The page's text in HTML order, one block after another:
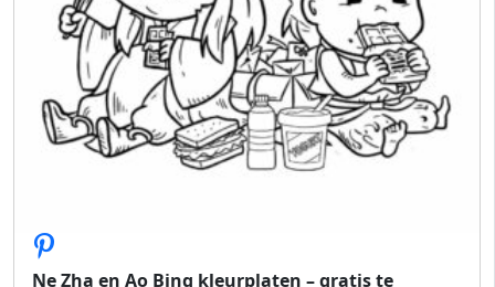
Ne Zha en Ao Bing kleurplaten – gratis te